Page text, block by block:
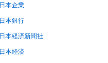
日本企業
日本銀行
日本経済新聞社
日本経済